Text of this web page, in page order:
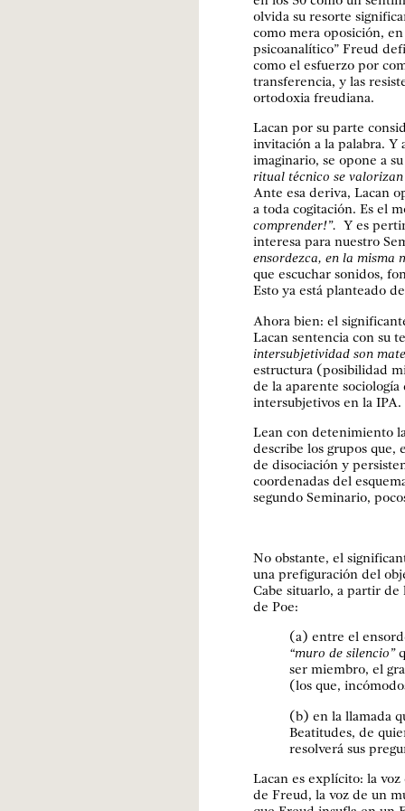
olvida su resorte
como mera oposición,
psicoanalítico” Freud
como el esfuerzo por
transferencia, y las
ortodoxia freudiana.
Lacan por su parte
invitación a la palabra. Y
imaginario, se opone a
ritual técnico se valorizan
Ante esa deriva, Lacan
a toda cogitación. Es el
comprender!”. Y es
interesa para nuestro
ensordezca, en la misma
que escuchar sonidos,
Esto ya está planteado
Ahora bien: el
Lacan sentencia con su
intersubjetividad son
estructura (posibilidad
de la aparente sociología
intersubjetivos en la IPA.
Lean con detenimiento
describe los grupos que,
de disociación y
coordenadas del
segundo Seminario,
No obstante, el
una prefiguración del
Cabe situarlo, a partir
de Poe:
(a) entre el
“muro de silencio”
ser miembro, el
(los que,
(b) en la llamada
Beatitudes, de
resolverá sus
Lacan es explícito: la
de Freud, la voz de un